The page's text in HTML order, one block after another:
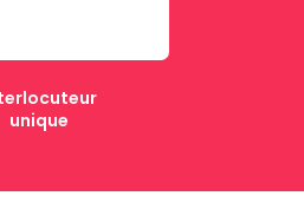
unique